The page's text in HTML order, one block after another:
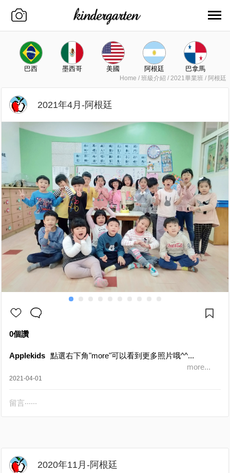
巴西 墨西哥 美國 阿根廷 巴拿馬
Home / 班級介紹 / 2021畢業班/ 阿根廷
2021年4月-阿根廷
0個讚
Applekids
點選右下角"more"可以看到更多照片哦^^...
more...
2021-04-01
留言‧‧‧‧‧‧
2020年11月-阿根廷